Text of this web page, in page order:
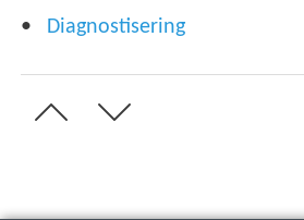
Diagnostisering